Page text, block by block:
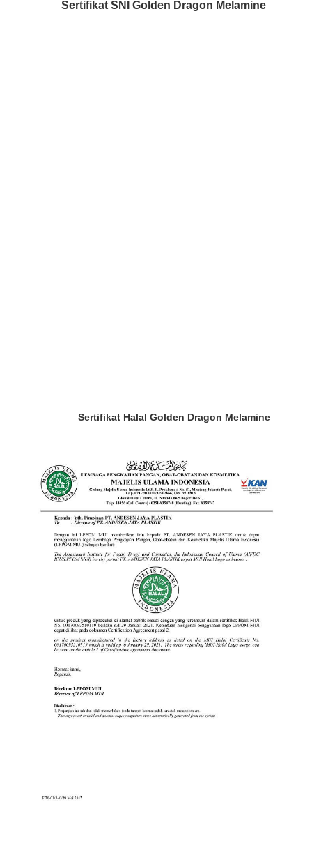
Sertifikat SNI Golden Dragon Melamine
Sertifikat Halal Golden Dragon Melamine